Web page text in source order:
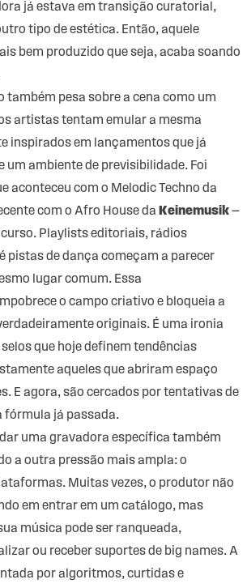
já estava em transição curatorial,
tipo de estética. Então, aquele
bem produzido que seja, acaba soando
também pesa sobre a cena como um
artistas tentam emular a mesma
inspirados em lançamentos que já
um ambiente de previsibilidade. Foi
aconteceu com o Melodic Techno da
com o Afro House da Keinemusik—
Playlists editoriais, rádios
pistas de dança começam a parecer
lugar comum. Essa
o campo criativo e bloqueia a
originais. É uma ironia
que hoje definem tendências
aqueles que abriram espaço
E agora, são cercados por tentativas de
fórmula já passada.
uma gravadora específica também
a outra pressão mais ampla: o
Muitas vezes, o produtor não
em entrar em um catálogo, mas
música pode ser ranqueada,
ou receber suportes de big names. A
por algoritmos, curtidas e